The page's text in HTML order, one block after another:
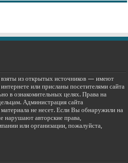
из открытых источников — имеют
или присланы посетителями сайта
в ознакомительных целях. Права на
Администрация сайта
материала не несет. Если Вы обнаружили на
нарушают авторские права,
или организации, пожалуйста,